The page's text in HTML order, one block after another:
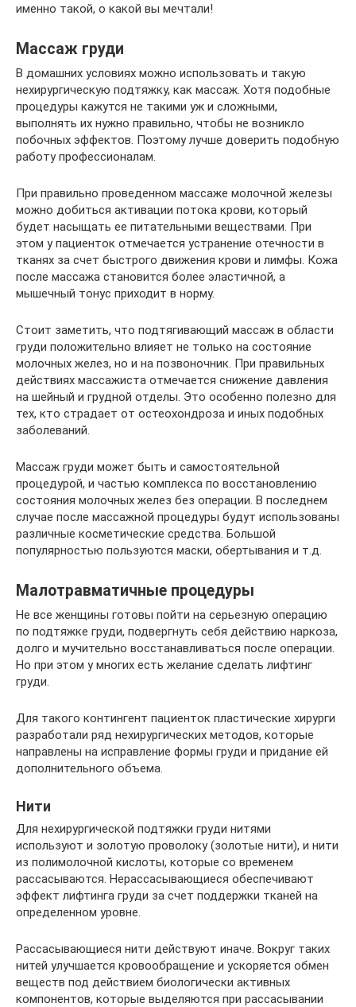
именно такой, о какой вы мечтали!
Массаж груди
В домашних условиях можно использовать и такую
нехирургическую подтяжку, как массаж. Хотя подобные
процедуры кажутся не такими уж и сложными,
выполнять их нужно правильно, чтобы не возникло
побочных эффектов. Поэтому лучше доверить подобную
работу профессионалам.
При правильно проведенном массаже молочной железы
можно добиться активации потока крови, который
будет насыщать ее питательными веществами. При
этом у пациенток отмечается устранение отечности в
тканях за счет быстрого движения крови и лимфы. Кожа
после массажа становится более эластичной, а
мышечный тонус приходит в норму.
Стоит заметить, что подтягивающий массаж в области
груди положительно влияет не только на состояние
молочных желез, но и на позвоночник. При правильных
действиях массажиста отмечается снижение давления
на шейный и грудной отделы. Это особенно полезно для
тех, кто страдает от остеохондроза и иных подобных
заболеваний.
Массаж груди может быть и самостоятельной
процедурой, и частью комплекса по восстановлению
состояния молочных желез без операции. В последнем
случае после массажной процедуры будут использованы
различные косметические средства. Большой
популярностью пользуются маски, обертывания и т.д.
Малотравматичные процедуры
Не все женщины готовы пойти на серьезную операцию
по подтяжке груди, подвергнуть себя действию наркоза,
долго и мучительно восстанавливаться после операции.
Но при этом у многих есть желание сделать лифтинг
груди.
Для такого контингент пациенток пластические хирурги
разработали ряд нехирургических методов, которые
направлены на исправление формы груди и придание ей
дополнительного объема.
Нити
Для нехирургической подтяжки груди нитями
используют и золотую проволоку (золотые нити), и нити
из полимолочной кислоты, которые со временем
рассасываются. Нерассасывающиеся обеспечивают
эффект лифтинга груди за счет поддержки тканей на
определенном уровне.
Рассасывающиеся нити действуют иначе. Вокруг таких
нитей улучшается кровообращение и ускоряется обмен
веществ под действием биологически активных
компонентов, которые выделяются при рассасывании